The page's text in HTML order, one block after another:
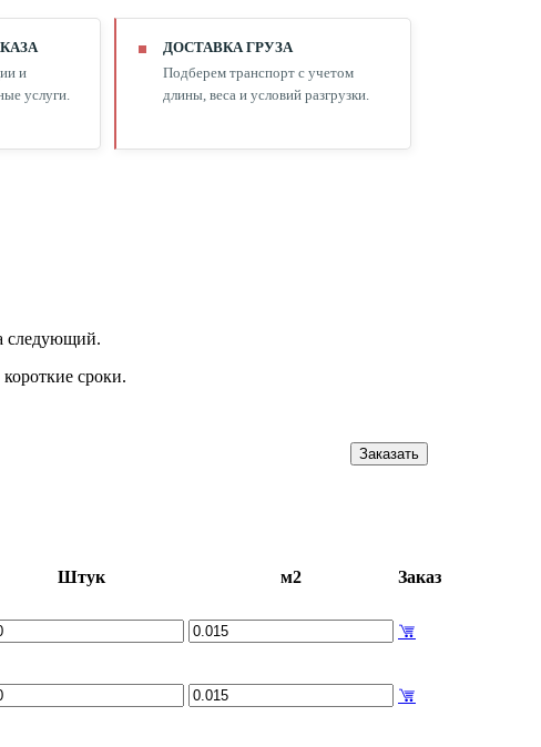
и
услуги.
ДОСТАВКА ГРУЗА
Подберем транспорт с учетом
длины, веса и условий разгрузки.
следующий.
сроки.
Заказать
Штук м2
Заказ